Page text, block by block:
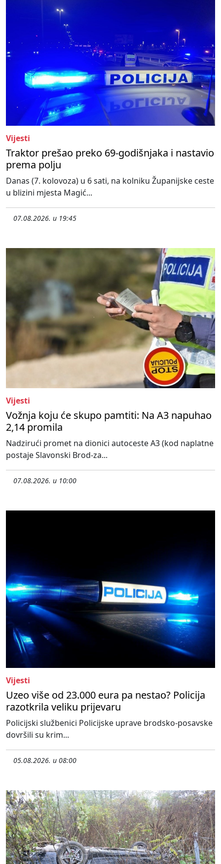
Vijesti
Traktor prešao preko 69-godišnjaka i nastavio
prema polju
Danas (7. kolovoza) u 6 sati, na kolniku Županijske ceste
u blizini mjesta Magić...
07.08.2026. u 19:45
Vijesti
Vožnja koju će skupo pamtiti: Na A3 napuhao
2,14 promila
Nadzirući promet na dionici autoceste A3 (kod naplatne
postaje Slavonski Brod-za...
07.08.2026. u 10:00
Vijesti
Uzeo više od 23.000 eura pa nestao? Policija
razotkrila veliku prijevaru
Policijski službenici Policijske uprave brodsko-posavske
dovršili su krim...
05.08.2026. u 08:00